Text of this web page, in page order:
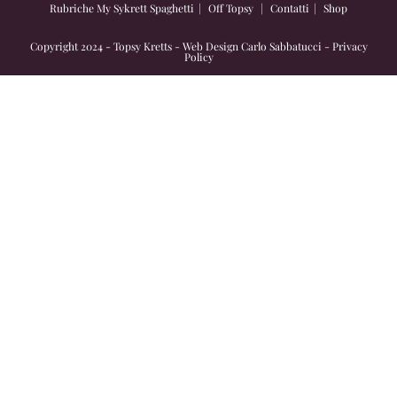
RubricheMy Sykrett Spaghetti Off Topsy Contatti Shop
Copyright 2024 - Topsy Kretts - Web Design Carlo Sabbatucci - Privacy
Policy